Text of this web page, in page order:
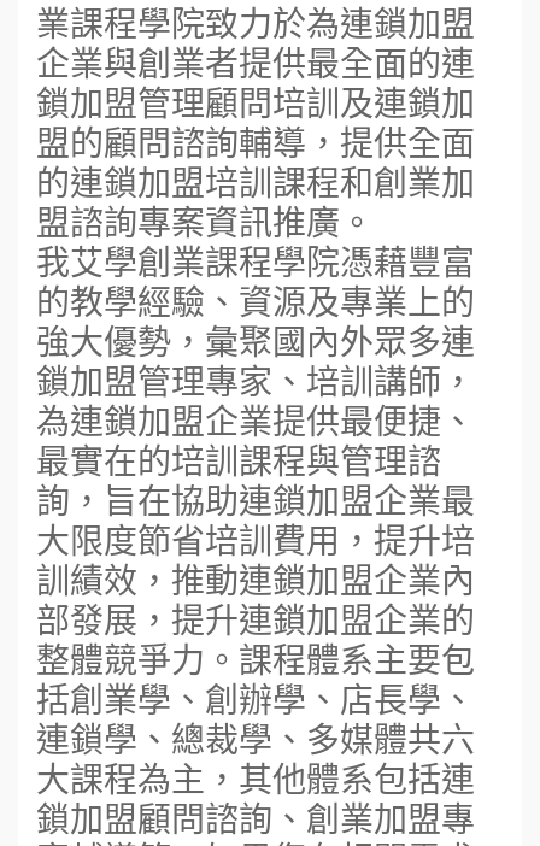
業課程學院致力於為連鎖加盟
企業與創業者提供最全面的連
鎖加盟管理顧問培訓及連鎖加
盟的顧問諮詢輔導，提供全面
的連鎖加盟培訓課程和創業加
盟諮詢專案資訊推廣。
我艾學創業課程學院憑藉豐富
的教學經驗、資源及專業上的
強大優勢，彙聚國內外眾多連
鎖加盟管理專家、培訓講師，
為連鎖加盟企業提供最便捷、
最實在的培訓課程與管理諮
詢，旨在協助連鎖加盟企業最
大限度節省培訓費用，提升培
訓績效，推動連鎖加盟企業內
部發展，提升連鎖加盟企業的
整體競爭力。課程體系主要包
括創業學、創辦學、店長學、
連鎖學、總裁學、多媒體共六
大課程為主，其他體系包括連
鎖加盟顧問諮詢、創業加盟專